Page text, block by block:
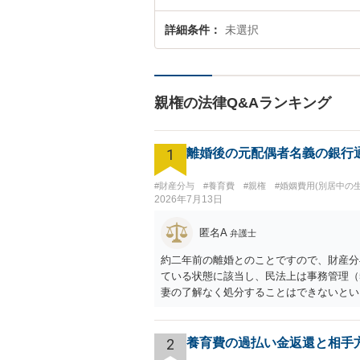
詳細条件 未選択
親権の法律Q&Aランキング
1 離婚後の元配偶者名義の銀行
#財産分与 #養育費 #親権 #婚姻費用(別居中の
2026年7月13日
匿名A 弁護士
約二年前の離婚とのことですので、財産
ている状態に該当し、民法上は事務管理
妻の了解なく処分することはできないと
2 養育費の過払い金返還と相手